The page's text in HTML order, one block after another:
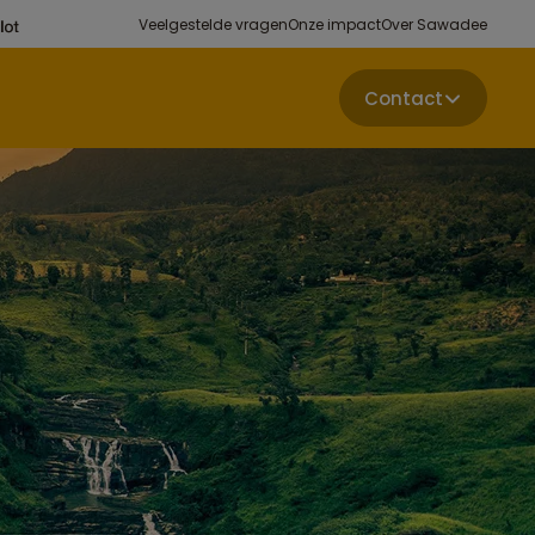
Veelgestelde vragenOnze impactOver Sawadee
Contact